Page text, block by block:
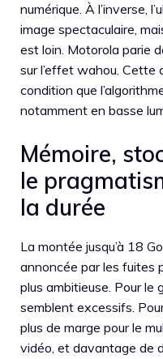
numérique. À l’inverse,
image spectaculaire,
est loin. Motorola parie
sur l’effet wahou. Cette
condition que
notamment en basse
Mémoire,
le
la durée
La montée jusqu’à 18
annoncée par les fuites
plus ambitieuse. Pour le
semblent excessifs.
plus de marge pour le
vidéo, et davantage de